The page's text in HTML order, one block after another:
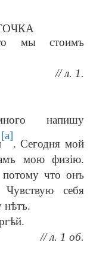
мы стоимъ
// л. 1.
напишу
[a]
. Сегодня мой
мою физію.
потому что онъ
Чувствую себя
нѣтъ.
// л. 1 об.